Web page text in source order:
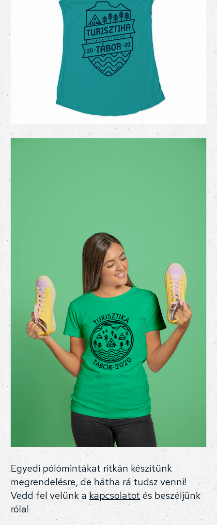
Egyedi pólómintákat ritkán készítünk
megrendelésre, de hátha rá tudsz venni!
Vedd fel velünk a kapcsolatot és beszéljünk
róla!